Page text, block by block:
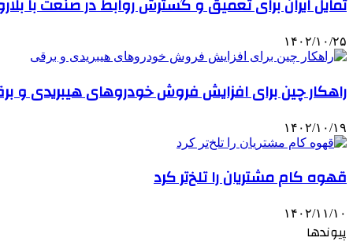
تمایل ایران برای تعمیق و گسترش روابط در صنعت با
۱۴۰۲/۱۰/۲۵
راهکار چین برای افزایش فروش خودروهای هیبریدی و
۱۴۰۲/۱۰/۱۹
قهوه کام مشتریان را تلخ‌تر کرد
۱۴۰۲/۱۱/۱۰
پیوندها